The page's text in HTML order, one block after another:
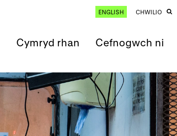
ENGLISH CHWILIO
Cymryd rhan Cefnogwch ni